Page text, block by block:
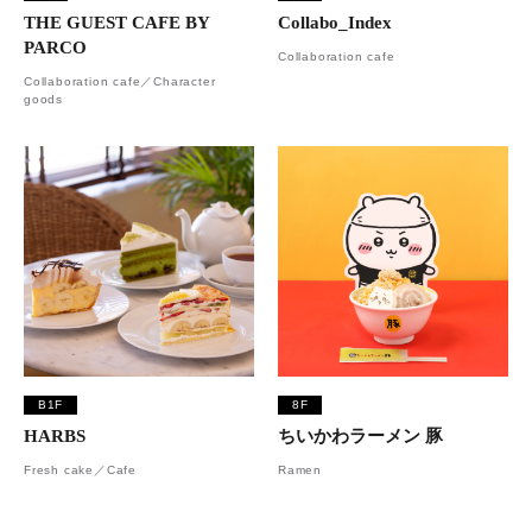
THE GUEST CAFE BY
PARCO
Collaboration cafe／Character
goods
Collabo_Index
Collaboration cafe
B1F
HARBS
Fresh cake／Cafe
8F
ちいかわラーメン 豚
Ramen